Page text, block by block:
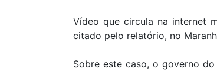
Vídeo que circula na internet
citado pelo relatório, no
Sobre este caso, o governo